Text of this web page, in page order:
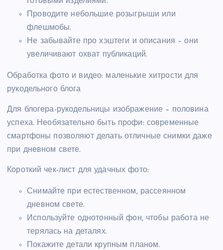
Проводите небольшие розыгрыши или
флешмобы.
Не забывайте про хэштеги и описания – они
увеличивают охват публикаций.
Обработка фото и видео: маленькие хитрости для
рукодельного блога
Для блогера-рукодельницы изображение – половина
успеха. Необязательно быть профи: современные
смартфоны позволяют делать отличные снимки даже
при дневном свете.
Короткий чек-лист для удачных фото:
Снимайте при естественном, рассеянном
дневном свете.
Используйте однотонный фон, чтобы работа не
терялась на деталях.
Покажите детали крупным планом.